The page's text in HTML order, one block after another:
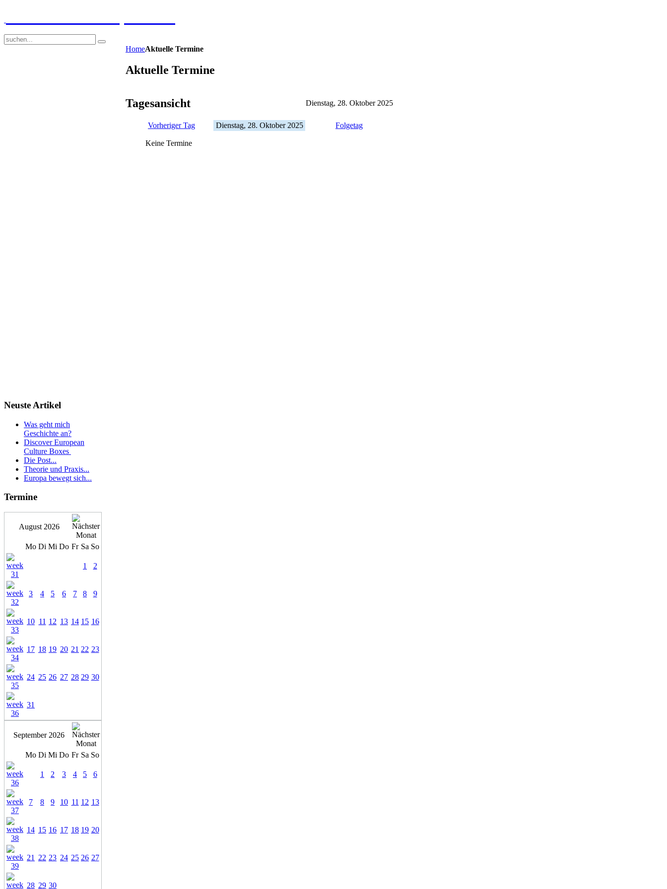
HomeAktuelle Termine
Aktuelle Termine
Tagesansicht Dienstag, 28. Oktober 2025
Vorheriger Tag Dienstag, 28. Oktober 2025 Folgetag
Keine Termine
Neuste Artikel
Was geht mich
Geschichte an?
Discover European
Culture Boxes
Die Post...
Theorie und Praxis...
Europa bewegt sich...
Termine
August 2026
Mo Di Mi Do Fr Sa So
1 2
3 4 5 6 7 8 9
10 11 12 13 14 15 16
17 18 19 20 21 22 23
24 25 26 27 28 29 30
31
September 2026
Mo Di Mi Do Fr Sa So
1 2 3 4 5 6
7 8 9 10 11 12 13
14 15 16 17 18 19 20
21 22 23 24 25 26 27
28 29 30